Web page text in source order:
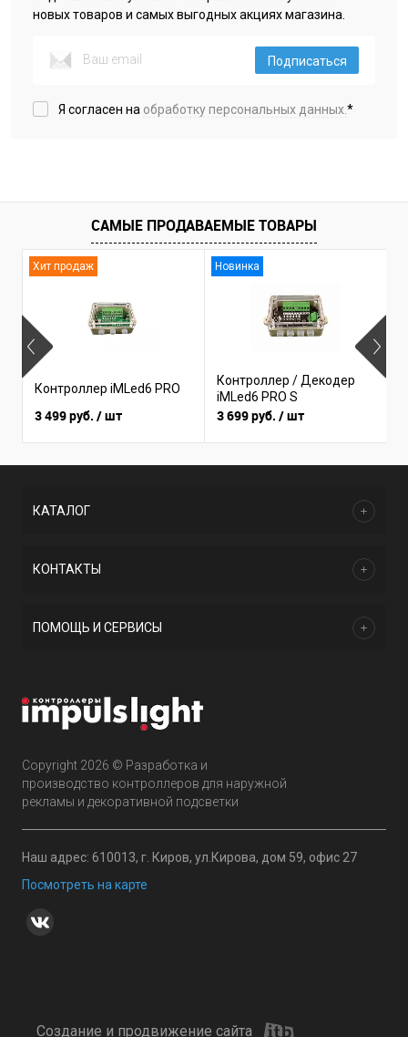
новых товаров и самых выгодных акциях магазина.
Подписаться
Я согласен на обработку персональных данных.*
САМЫЕ ПРОДАВАЕМЫЕ ТОВАРЫ
Хит продаж
Контроллер iMLed6 PRO
3 499 руб. / шт
Новинка
Контроллер / Декодер
iMLed6 PRO S
3 699 руб. / шт
Copyright 2026 © Разработка и
производство контроллеров для наружной
рекламы и декоративной подсветки
Наш адрес: 610013, г. Киров, ул.Кирова, дом 59, офис 27
Посмотреть на карте
Создание и продвижение сайта
КАТАЛОГ
КОНТАКТЫ
ПОМОЩЬ И СЕРВИСЫ